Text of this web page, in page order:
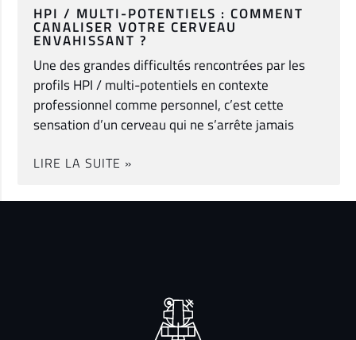
HPI / MULTI-POTENTIELS : COMMENT
CANALISER VOTRE CERVEAU
ENVAHISSANT ?
Une des grandes difficultés rencontrées par les
profils HPI / multi-potentiels en contexte
professionnel comme personnel, c’est cette
sensation d’un cerveau qui ne s’arrête jamais
LIRE LA SUITE »